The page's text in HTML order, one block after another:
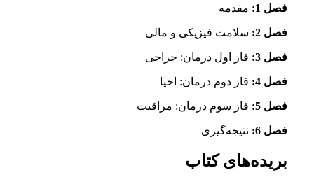
فصل 1: مقدمه
فصل 2: سلامت فیزیکی و مالی
فصل 3: فاز اول درمان: جراحی
فصل 4: فاز دوم درمان: احیا
فصل 5: فاز سوم درمان: مراقبت
فصل 6: نتیجه‌گیری
بریده‌های کتاب